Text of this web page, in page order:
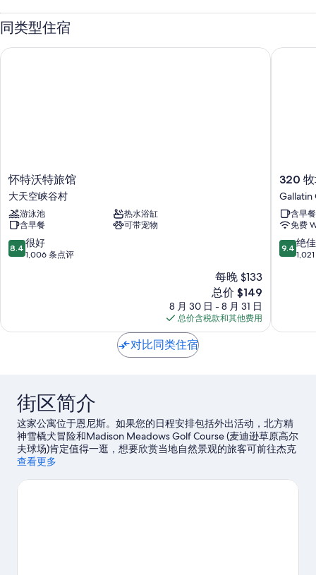
同类型住宿
怀
特
沃
特
旅
馆
大
怀特沃特旅馆
大天空峡谷村
游泳池
热水浴缸
含早餐
可带宠物
8.4
分，
1,006
8.4 很好
1,006 条点评
每晚 $133
新
价
格
$149
总价 $149
8 月 30 日 - 8 月 31 日
总价含税款和其他费用
怀特沃特旅馆
320
牧
场
宾
馆
Gallatin
320
Gallatin
含早餐
免费
9.4
分，
1,021
9.4 绝佳
320 牧
对比同类住宿
街区简介
这家公寓位于恩尼斯。如果您的日程安排包括外出活动，北方精
神雪橇犬冒险和Madison Meadows Golf Course (麦迪逊草原高尔
夫球场)肯定值得一逛，想要欣赏当地自然景观的旅客可前往杰克
溪保护区户外教育中心和麦迪逊河。Wildlife Museum of the
样值得参观。
查看更多